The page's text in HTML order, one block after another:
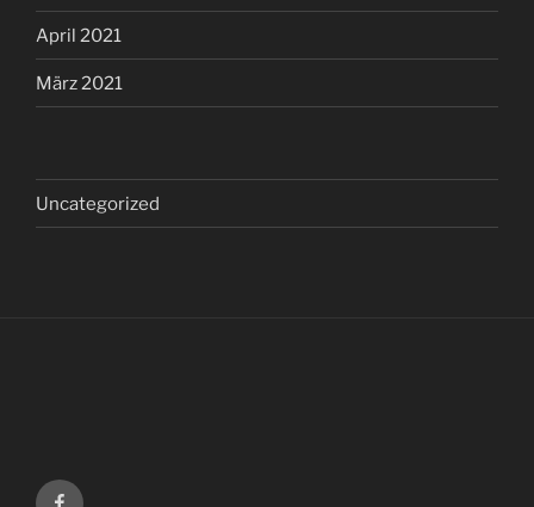
April 2021
März 2021
Uncategorized
Facebook